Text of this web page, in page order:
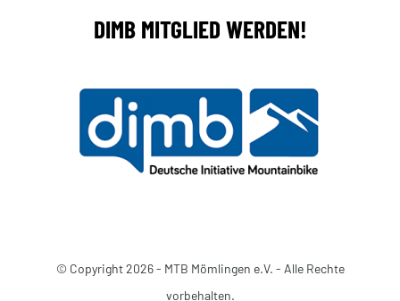
DIMB MITGLIED WERDEN!
© Copyright 2026 - MTB Mömlingen e.V. - Alle Rechte
vorbehalten.